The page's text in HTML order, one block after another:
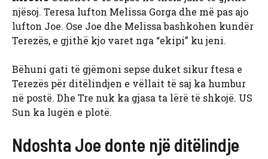
njësoj. Teresa lufton Melissa Gorga dhe më pas ajo
lufton Joe. Ose Joe dhe Melissa bashkohen kundër
Terezës, e gjithë kjo varet nga “ekipi” ku jeni.
Bëhuni gati të gjëmoni sepse duket sikur ftesa e
Terezës për ditëlindjen e vëllait të saj ka humbur
në postë. Dhe Tre nuk ka gjasa ta lërë të shkojë. US
Sun ka lugën e plotë.
Ndoshta Joe donte një ditëlindje